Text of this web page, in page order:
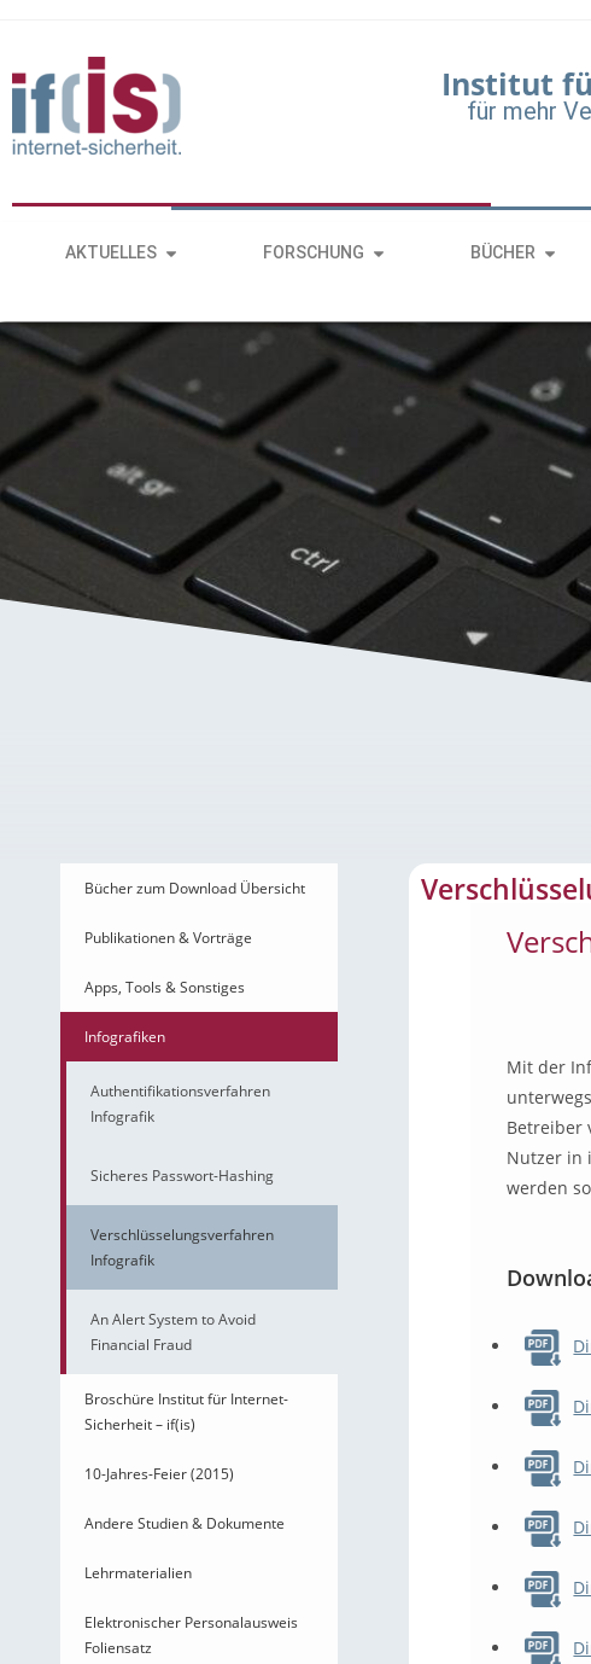
Institut
für mehr
AKTUELLES FORSCHUNG BÜCHER
Bücher zum Download Übersicht
Publikationen & Vorträge
Apps, Tools & Sonstiges
Infografiken
Authentifikationsverfahren
Infografik
Sicheres Passwort-Hashing
Verschlüsselungsverfahren
Infografik
An Alert System to Avoid
Financial Fraud
Broschüre Institut für Internet-
Sicherheit – if(is)
10-Jahres-Feier (2015)
Andere Studien & Dokumente
Lehrmaterialien
Elektronischer Personalausweis
Foliensatz
Mit der
Betreiber
Nutzer in
werden